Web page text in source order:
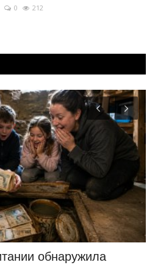
0 212
обнаружила